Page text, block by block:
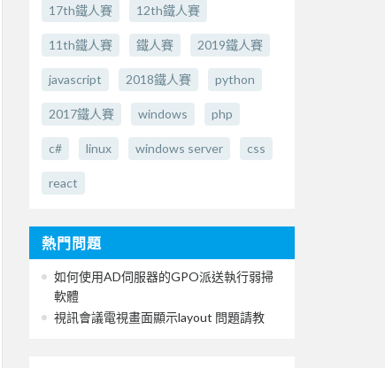
17th鐵人賽 12th鐵人賽
11th鐵人賽 鐵人賽 2019鐵人賽
javascript 2018鐵人賽 python
2017鐵人賽 windows php
c# linux windows server css
react
熱門問題
如何使用AD伺服器的GPO派送執行弱掃
軟體
視訊會議電視畫面顯示layout 問題請教